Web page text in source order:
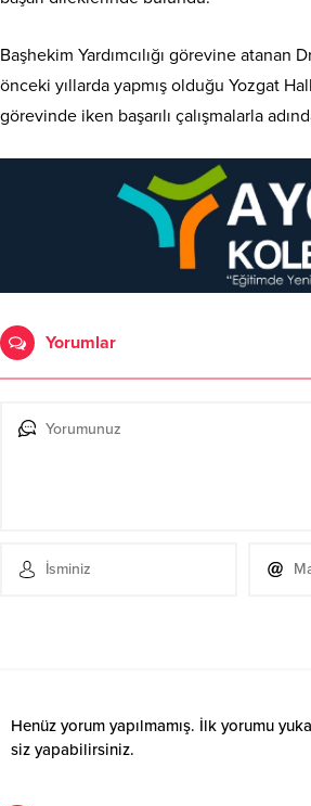
Başhekim Yardımcılığı görevine atanan
önceki yıllarda yapmış olduğu Yozgat
görevinde iken başarılı çalışmalarla
Yorumlar
Henüz yorum yapılmamış. İlk yorumu
siz yapabilirsiniz.